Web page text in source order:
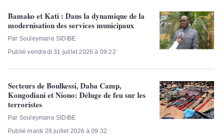
Bamako et Kati : Dans la dynamique de la
modernisation des services municipaux
Par Souleymane SIDIBE
Publié vendredi 31 juillet 2026 à 09:22
Secteurs de Boulkessi, Daba Camp,
Kongodiani et Niono:​ Déluge de feu sur les
terroristes
Par Souleymane SIDIBE
Publié mardi 28 juillet 2026 à 09:32